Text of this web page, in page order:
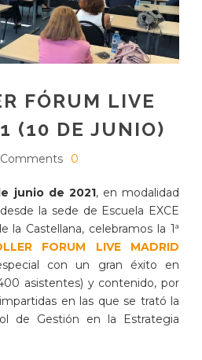
FÓRUM LIVE
(10 DE JUNIO)
Comments 0
junio de 2021, en modalidad
la sede de Escuela EXCE
la Castellana, celebramos la 1ª
FORUM LIVE MADRID
con un gran éxito en
asistentes) y contenido, por
en las que se trató la
de Gestión en la Estrategia